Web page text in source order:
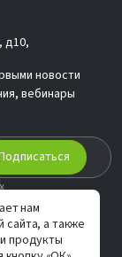
нам
сайта, а также
продукты
д10,
новости
вебинары